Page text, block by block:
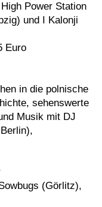
Power Station
und I Kalonji
Euro
in die polnische
sehenswerte
Musik mit DJ
(Görlitz),